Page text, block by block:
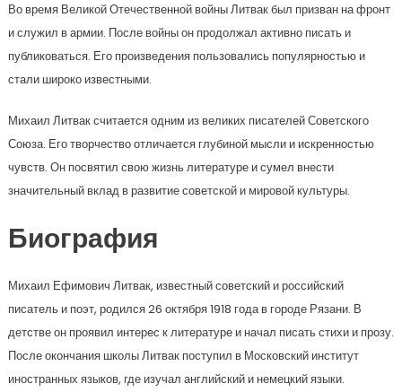
Во время Великой Отечественной войны Литвак был призван на фронт
и служил в армии. После войны он продолжал активно писать и
публиковаться. Его произведения пользовались популярностью и
стали широко известными.
Михаил Литвак считается одним из великих писателей Советского
Союза. Его творчество отличается глубиной мысли и искренностью
чувств. Он посвятил свою жизнь литературе и сумел внести
значительный вклад в развитие советской и мировой культуры.
Биография
Михаил Ефимович Литвак, известный советский и российский
писатель и поэт, родился 26 октября 1918 года в городе Рязани. В
детстве он проявил интерес к литературе и начал писать стихи и прозу.
После окончания школы Литвак поступил в Московский институт
иностранных языков, где изучал английский и немецкий языки.